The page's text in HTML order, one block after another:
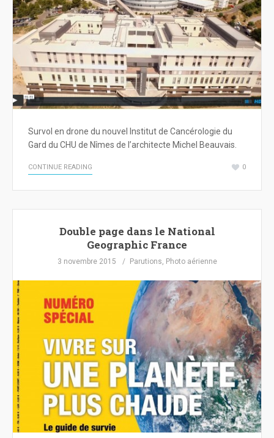
Survol en drone du nouvel Institut de Cancérologie du
Gard du CHU de Nîmes de l’architecte Michel Beauvais.
CONTINUE READING 0
Double page dans le National
Geographic France
3 novembre 2015 Parutions, Photo aérienne